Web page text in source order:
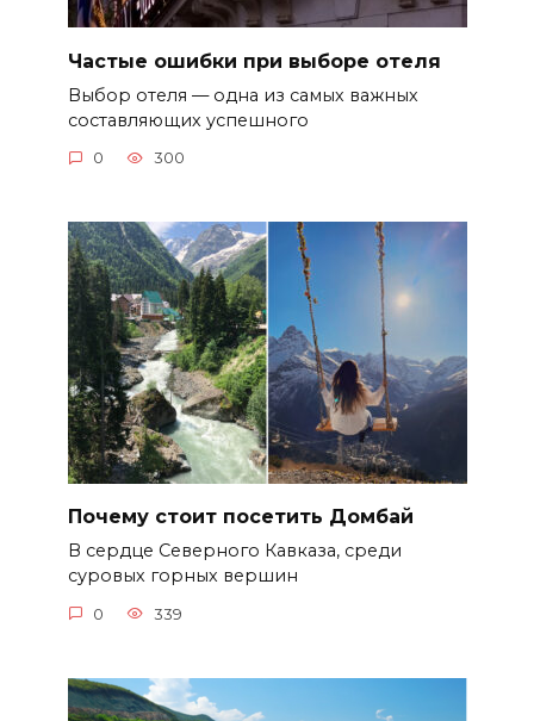
Частые ошибки при выборе отеля
Выбор отеля — одна из самых важных
составляющих успешного
0 300
Почему стоит посетить Домбай
В сердце Северного Кавказа, среди
суровых горных вершин
0 339